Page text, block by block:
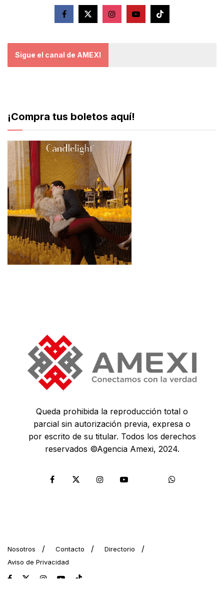
Sigue el canal de AMEXI
¡Compra tus boletos aquí!
Queda prohibida la reproducción total o
parcial sin autorización previa, expresa o
por escrito de su titular. Todos los derechos
reservados ©Agencia Amexi, 2024.
Nosotros Contacto
Directorio
Aviso de Privacidad